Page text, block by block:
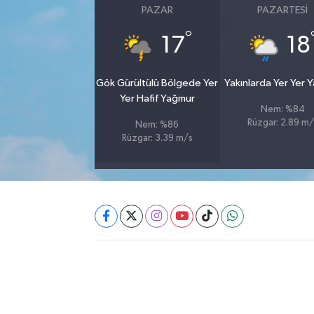
PAZAR
17°
Gök Gürültülü Bölgede Yer
Yer Hafif Yağmur
Nem: %86
Rüzgar: 3.39 m/s
PAZARTESI
18
Yakınlarda Yer Yer
Nem: %84
Rüzgar: 2.89